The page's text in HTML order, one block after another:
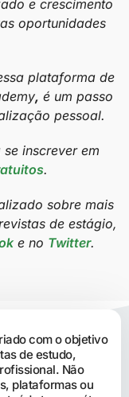
e crescimento
oportunidades
plataforma de
, é um passo
pessoal.
inscrever em
.
sobre mais
de estágio,
e no Twitter.
com o objetivo
de estudo,
Não
plataformas ou